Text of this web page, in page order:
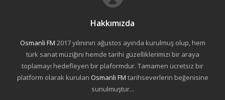
Hakkımızda
Osmanli FM 2017 yılınının ağustos ayında kurulmuş olup, hem
türk sanat müziğini hemde tarihi güzelliklerimizi bir araya
toplamayı hedefleyen bir plaformdur. Tamamen ücretsiz bir
platform olarak kurulan Osmanli FM tarihseverlerin beğenisine
sunulmuştur...